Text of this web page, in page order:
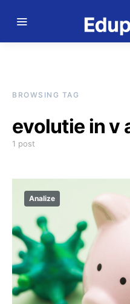
BROWSING TAG
evolutie in v
1 post
Analize